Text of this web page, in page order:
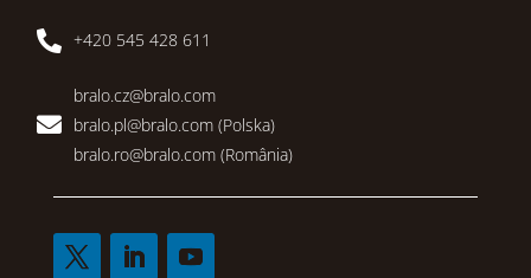
 +420 545 428 611

bralo.cz@bralo.com
bralo.pl@bralo.com (Polska)
bralo.ro@bralo.com (România)